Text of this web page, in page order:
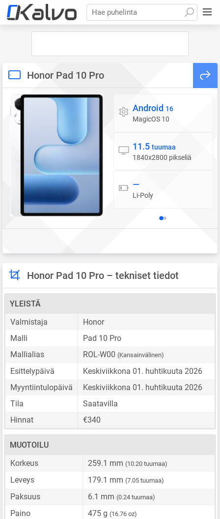
Hae puhelinta
Honor Pad 10 Pro
Käyttöjärjestelmä
Android 16
MagicOS 10
Näyttö
11.5 tuumaa
1840x2800 pikseliä
Akku
—
Li-Poly
Honor Pad 10 Pro – tekniset tiedot
YLEISTÄ
Valmistaja
Honor
Malli
Pad 10 Pro
Mallialias
ROL-W00 (Kansainvälinen)
Esittelypäivä
Keskiviikkona 01. huhtikuuta 2026
Myyntiintulopäivä
Keskiviikkona 01. huhtikuuta 2026
Tila
Saatavilla
Hinnat
€340
MUOTOILU
Korkeus
259.1 mm (10.20 tuumaa)
Leveys 179.1 mm (7.05 tuumaa)
Paksuus 6.1 mm (0.24 tuumaa)
Paino 475 g (16.76 oz)